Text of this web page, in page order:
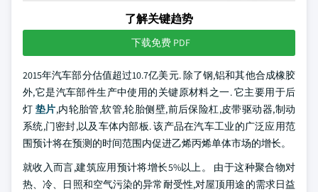
了解关键趋势
下载免费 PDF
2015年汽车部分估值超过10.7亿美元. 除了钢,铝和其他合成橡胶
外,它是汽车部件生产中使用的关键原材料之一. 它主要用于后
灯 垫片,内轮胎管,软管,轮胎侧壁,前后保险杠,皮带驱动器,制动
系统,门密封,以及车体内部板. 该产品在汽车工业的广泛应用范
围预计将在预测的时间范围内促进乙烯丙烯单体市场的增长。
就收入而言,建筑应用预计将增长5%以上。 由于这种聚合物对
热、冷、日照和空气污染的异常耐受性,对屋顶用途的需求日益